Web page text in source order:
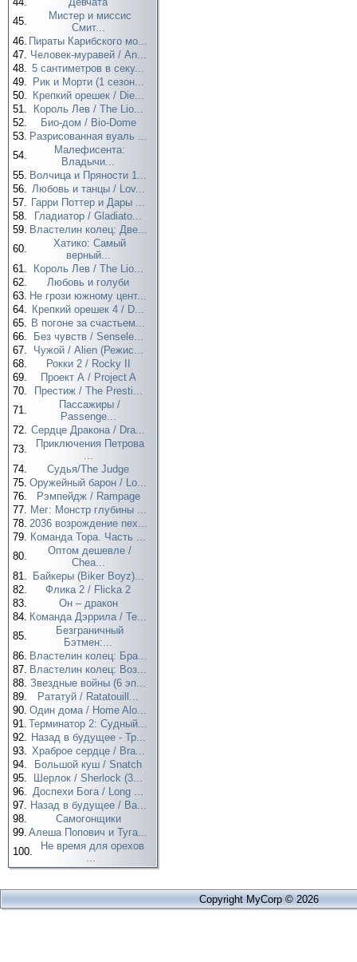
45.
Мистер и миссис
Смит...
46. Пираты Карибского мо...
47. Человек-муравей / An...
48. 5 сантиметров в секу...
49.
Рик и Морти (1 сезон...
50.
Крепкий орешек / Die...
51.
Король Лев / The Lio...
52.
Био-дом / Bio-Dome
53. Разрисованная вуаль ...
54.
Малефисента:
Владычи...
55. Волчица и Пряности 1...
56. Любовь и танцы / Lov...
57. Гарри Поттер и Дары ...
58.
Гладиатор / Gladiato...
59. Властелин колец: Две...
60.
Хатико: Самый
верный...
61.
Король Лев / The Lio...
62.
Любовь и голуби
63. Не грози южному цент...
64. Крепкий орешек 4 / D...
65. В погоне за счастьем...
66.
Без чувств / Sensele...
67.
Чужой / Alien (Режис...
68.
Рокки 2 / Rocky II
69.
Проект А / Project A
70.
Престиж / The Presti...
71.
Пассажиры /
Passenge...
72. Сердце Дракона / Dra...
73.
Приключения Петрова
...
74.
Судья/The Judge
75. Оружейный барон / Lo...
76.
Рэмпейдж / Rampage
77. Мег: Монстр глубины ...
78. 2036 возрождение nex...
79. Команда Тора. Часть ...
80.
Оптом дешевле /
Chea...
81.
Байкеры (Biker Boyz)...
82.
Флика 2 / Flicka 2
83.
Он – дракон
84. Команда Дэррила / Te...
85.
Безграничный
Бэтмен:...
86. Властелин колец: Бра...
87. Властелин колец: Воз...
88. Звездные войны (6 эп...
89.
Рататуй / Ratatouill...
90. Один дома / Home Alo...
91. Терминатор 2: Судный...
92. Назад в будущее - Тр...
93. Храброе сердце / Bra...
94.
Большой куш / Snatch
95.
Шерлок / Sherlock (3...
96. Доспехи Бога / Long ...
97. Назад в будущее / Ba...
98.
Самогонщики
99. Алеша Попович и Туга...
100.
Не время для орехов
...
Copyright MyCorp © 2026